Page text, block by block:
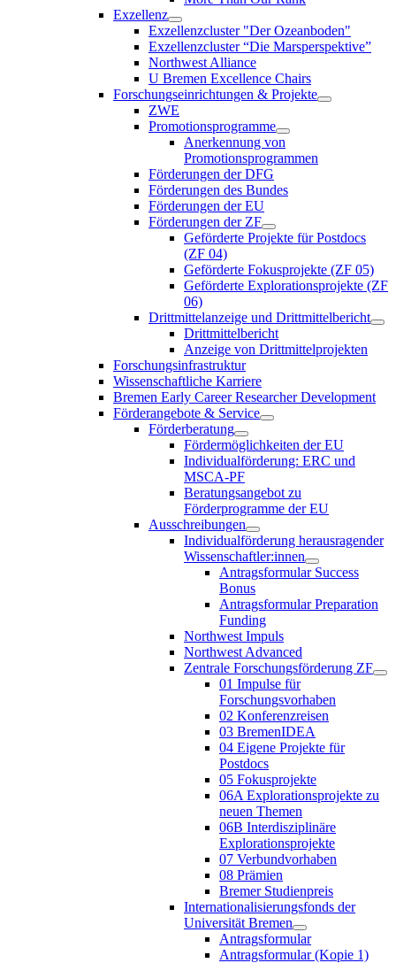
Exzellenz
Exzellenzcluster "Der Ozeanboden"
Exzellenzcluster “Die Marsperspektive”
Northwest Alliance
U Bremen Excellence Chairs
Forschungseinrichtungen & Projekte
ZWE
Promotionsprogramme
Anerkennung von
Promotionsprogrammen
Förderungen der DFG
Förderungen des Bundes
Förderungen der EU
Förderungen der ZF
Geförderte Projekte für Postdocs
(ZF 04)
Geförderte Fokusprojekte (ZF 05)
Geförderte Explorationsprojekte (ZF
06)
Drittmittelanzeige und Drittmittelbericht
Drittmittelbericht
Anzeige von Drittmittelprojekten
Forschungsinfrastruktur
Wissenschaftliche Karriere
Bremen Early Career Researcher Development
Förderangebote & Service
Förderberatung
Fördermöglichkeiten der EU
Individualförderung: ERC und
MSCA-PF
Beratungsangebot zu
Förderprogramme der EU
Ausschreibungen
Individualförderung herausragender
Wissenschaftler:innen
Antragsformular Success
Bonus
Antragsformular Preparation
Funding
Northwest Impuls
Northwest Advanced
Zentrale Forschungsförderung ZF
01 Impulse für
Forschungsvorhaben
02 Konferenzreisen
03 BremenIDEA
04 Eigene Projekte für
Postdocs
05 Fokusprojekte
06A Explorationsprojekte zu
neuen Themen
06B Interdisziplinäre
Explorationsprojekte
07 Verbundvorhaben
08 Prämien
Bremer Studienpreis
Internationalisierungsfonds der
Universität Bremen
Antragsformular
Antragsformular (Kopie 1)